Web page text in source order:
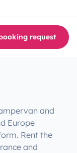
request
and
Europe
Rent the
and